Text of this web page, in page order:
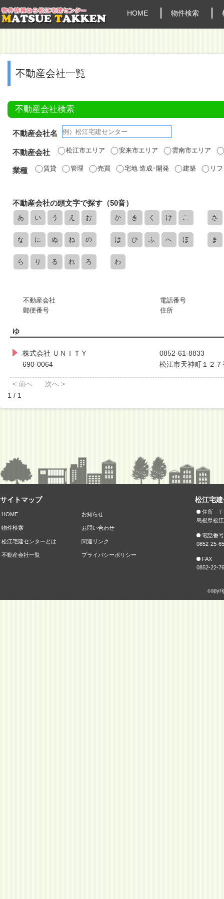
HOME 物件検索
不動産会社一覧
不動産会社検索
不動産会社名
不動産会社 松江市エリア 安来市エリア 雲南市エリア
業種 賃貸 管理 売買 宅地 造成･開発 建築 リ
不動産会社の頭文字で探す（50音）
あ い う え お か き く け こ さ
な に ぬ ね の は ひ ふ へ ほ ま
ら り る れ ろ わ
不動産会社
電話番号
郵便番号
住所
ゆ
株式会社 ＵＮＩＴＹ
0852-61-8833
690-0064
松江市天神町１２
< 前へ
次へ >
1 / 1
サイトマップ
HOME
物件検索
松江宅建センターとは
不動産会社一覧
お知らせ
お問い合わせ
関連リンク
プライバシーポリシー
松江宅
住所 〒
島根県松
電話番号
0852-25-
FAX
0852-22-